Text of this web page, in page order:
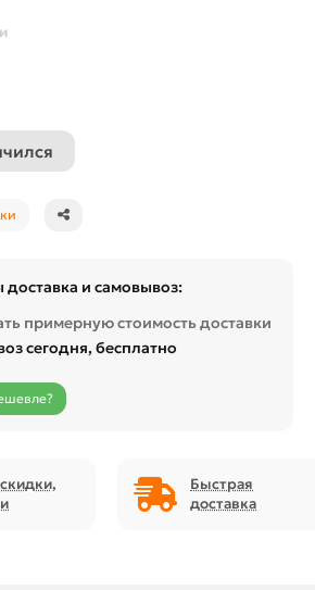
и самовывоз:
примерную стоимость доставки
сегодня, бесплатно
Быстрая
доставка